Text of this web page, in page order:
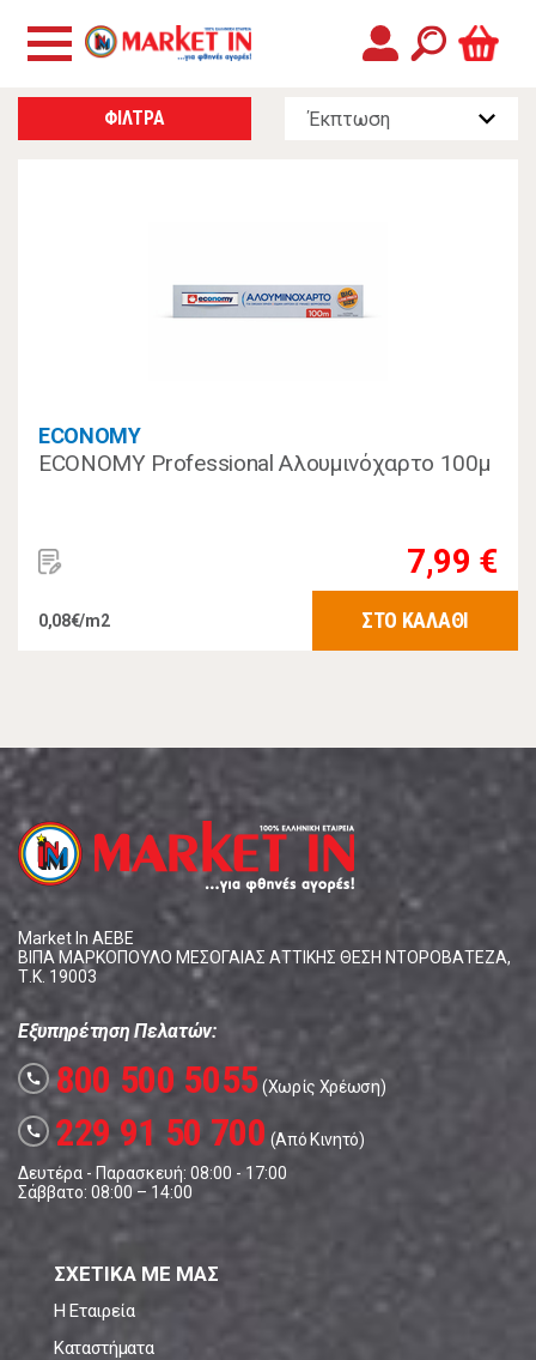
ΦΙΛΤΡΑ
ECONOMY
ECONOMY Professional Αλουμινόχαρτο 100μ
7,99 €
0,08€/m2 ΣΤΟ ΚΑΛΑΘΙ
Market In ΑΕΒΕ
ΒΙΠΑ ΜΑΡΚΟΠΟΥΛΟ ΜΕΣΟΓΑΙΑΣ ΑΤΤΙΚΗΣ ΘΕΣΗ ΝΤΟΡΟΒΑΤΕΖΑ,
Τ.Κ. 19003
Εξυπηρέτηση Πελατών:
call 800 500 5055(Χωρίς Χρέωση)
call 229 91 50 700 (Από Κινητό)
Δευτέρα - Παρασκευή: 08:00 - 17:00
Σάββατο: 08:00 – 14:00
ΣΧΕΤΙΚΑ ΜΕ ΜΑΣ
Η Εταιρεία
Καταστήματα